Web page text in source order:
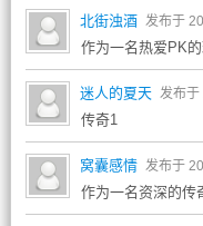
北街浊酒 发布于
作为一名热爱PK
迷人的夏天 发布于
传奇1
窝囊感情 发布于
作为一名资深的传